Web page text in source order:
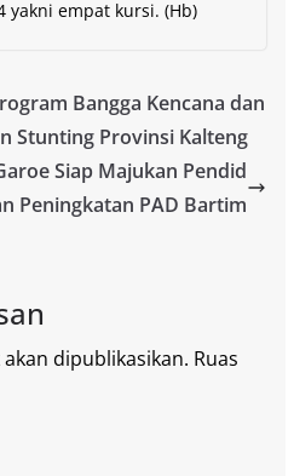
yakni empat kursi. (Hb)
Bangga Kencana dan
Stunting Provinsi Kalteng
Siap Majukan Pendid
Peningkatan PAD Bartim
dipublikasikan. Ruas